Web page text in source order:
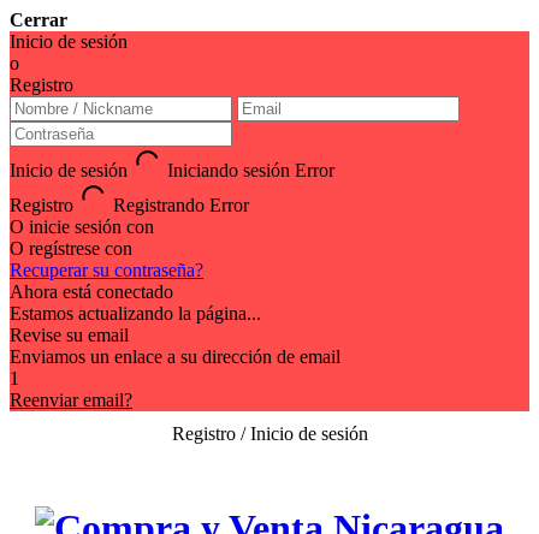
Cerrar
Inicio de sesión
o
Registro
Inicio de sesión Iniciando sesión Error
Registro
Registrando Error
O inicie sesión con
O regístrese con
Recuperar su contraseña?
Ahora está conectado
Estamos actualizando la página...
Revise su email
Enviamos un enlace a su dirección de email
1
Reenviar email?
Registro / Inicio de sesión